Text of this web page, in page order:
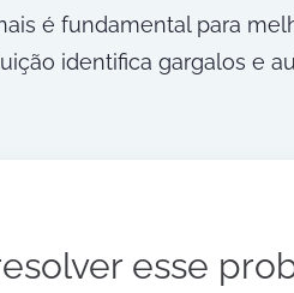
é fundamental para
identifica gargalos e
esse